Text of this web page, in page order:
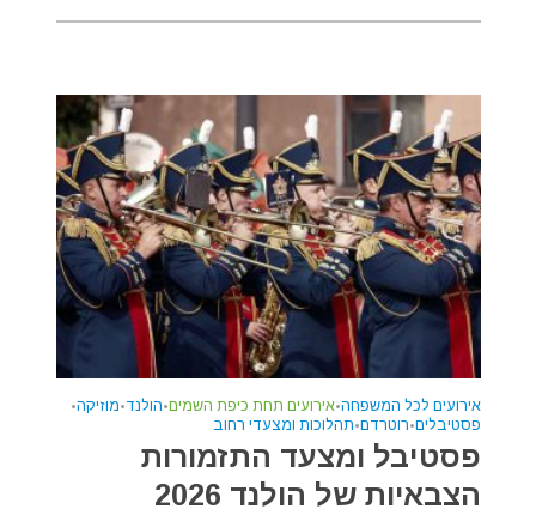
אירועים לכל המשפחה•אירועים תחת כיפת השמים•הולנד•מוזיקה•
פסטיבלים•רוטרדם•תהלוכות ומצעדי רחוב
פסטיבל ומצעד התזמורות
הצבאיות של הולנד 2026